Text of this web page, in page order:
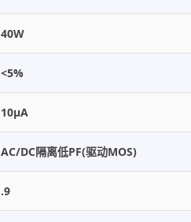
40W
<5%
10μA
AC/DC隔离低PF(驱动MOS)
.9